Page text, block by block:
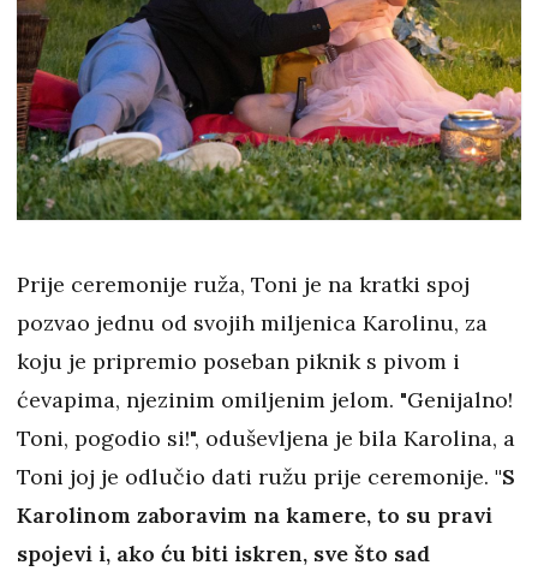
Prije ceremonije ruža, Toni je na kratki spoj
pozvao jednu od svojih miljenica Karolinu, za
koju je pripremio poseban piknik s pivom i
ćevapima, njezinim omiljenim jelom. "Genijalno!
Toni, pogodio si!", oduševljena je bila Karolina, a
Toni joj je odlučio dati ružu prije ceremonije. "S
Karolinom zaboravim na kamere, to su pravi
spojevi i, ako ću biti iskren, sve što sad